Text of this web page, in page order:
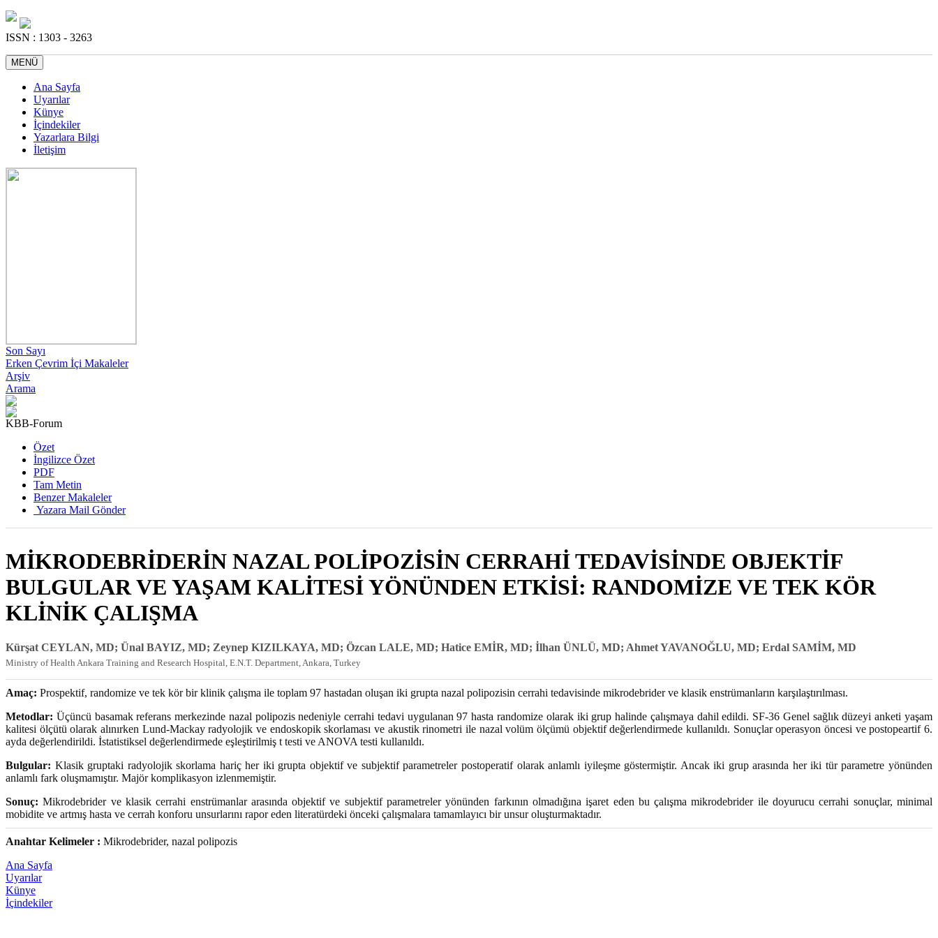
ISSN : 1303 - 3263
MENÜ
Ana Sayfa
Uyarılar
Künye
İçindekiler
Yazarlara Bilgi
İletişim
Son Sayı
Erken Çevrim İçi Makaleler
Arşiv
Arama
KBB-Forum
Özet
İngilizce Özet
PDF
Tam Metin
Benzer Makaleler
Yazara Mail Gönder
MİKRODEBRİDERİN NAZAL POLİPOZİSİN CERRAHİ TEDAVİSİNDE OBJEKTİF
BULGULAR VE YAŞAM KALİTESİ YÖNÜNDEN ETKİSİ: RANDOMİZE VE TEK KÖR
KLİNİK ÇALIŞMA
Kürşat CEYLAN, MD; Ünal BAYIZ, MD; Zeynep KIZILKAYA, MD; Özcan LALE, MD; Hatice EMİR, MD; İlhan ÜNLÜ, MD; Ahmet YAVANOĞLU, MD; Erdal SAMİM, MD
Ministry of Health Ankara Training and Research Hospital, E.N.T. Department, Ankara, Turkey
Amaç: Prospektif, randomize ve tek kör bir klinik çalışma ile toplam 97 hastadan oluşan iki grupta nazal polipozisin cerrahi tedavisinde mikrodebrider ve klasik enstrümanların karşılaştırılması.
Metodlar: Üçüncü basamak referans merkezinde nazal polipozis nedeniyle cerrahi tedavi uygulanan 97 hasta randomize olarak iki grup halinde çalışmaya dahil edildi. SF-36 Genel sağlık düzeyi anketi yaşam
kalitesi ölçütü olarak alınırken Lund-Mackay radyolojik ve endoskopik skorlaması ve akustik rinometri ile nazal volüm ölçümü objektif değerlendirmede kullanıldı. Sonuçlar operasyon öncesi ve postopeartif 6.
ayda değerlendirildi. İstatistiksel değerlendirmede eşleştirilmiş t testi ve ANOVA testi kullanıldı.
Bulgular: Klasik gruptaki radyolojik skorlama hariç her iki grupta objektif ve subjektif parametreler postoperatif olarak anlamlı iyileşme göstermiştir. Ancak iki grup arasında her iki tür parametre yönünden
anlamlı fark oluşmamıştır. Majör komplikasyon izlenmemiştir.
Sonuç: Mikrodebrider ve klasik cerrahi enstrümanlar arasında objektif ve subjektif parametreler yönünden farkının olmadığına işaret eden bu çalışma mikrodebrider ile doyurucu cerrahi sonuçlar, minimal
mobidite ve artmış hasta ve cerrah konforu unsurlarını rapor eden literatürdeki önceki çalışmalara tamamlayıcı bir unsur oluşturmaktadır.
Anahtar Kelimeler : Mikrodebrider, nazal polipozis
Ana Sayfa
Uyarılar
Künye
İçindekiler